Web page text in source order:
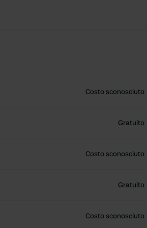
Costo sconosciuto
Gratuito
Costo sconosciuto
Gratuito
Costo sconosciuto